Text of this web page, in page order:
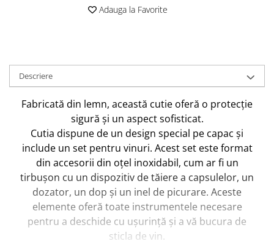
Adauga la Favorite
Descriere
Fabricată din lemn, această cutie oferă o protecție
sigură și un aspect sofisticat.
Cutia dispune de un design special pe capac și
include un set pentru vinuri. Acest set este format
din accesorii din oțel inoxidabil, cum ar fi un
tirbușon cu un dispozitiv de tăiere a capsulelor, un
dozator, un dop și un inel de picurare. Aceste
elemente oferă toate instrumentele necesare
pentru a deschide cu ușurință și a vă bucura de
sticla de vin.